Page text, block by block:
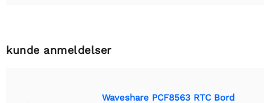
kunde anmeldelser
Waveshare PCF8563 RTC Bord